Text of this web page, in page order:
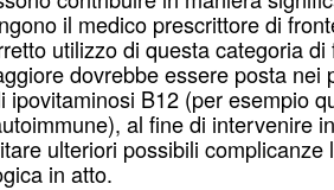
il medico prescrittore di
utilizzo di questa categoria di
dovrebbe essere posta nei
ipovitaminosi B12 (per esempio
al fine di intervenire
ulteriori possibili complicanze
in atto.